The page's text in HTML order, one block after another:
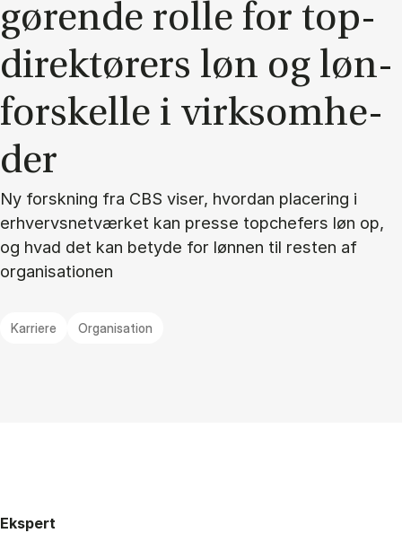
gø­ren­de rol­le for top­
di­rek­tø­rers løn og løn­
for­skel­le i virk­som­he­
der
Ny forskning fra CBS viser, hvordan placering i
erhvervsnetværket kan presse topchefers løn op,
og hvad det kan betyde for lønnen til resten af
organisationen
Karriere Organisation
Ekspert